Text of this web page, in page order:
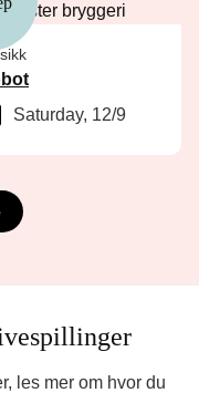
Saturday, 12/9
les mer om hvor du